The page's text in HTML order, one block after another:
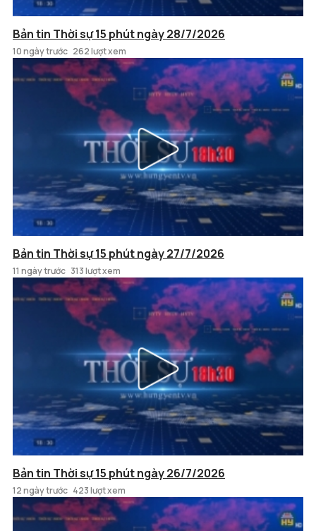
Bản tin Thời sự 15 phút ngày 28/7/2026
10 ngày trước 262 lượt xem
Bản tin Thời sự 15 phút ngày 27/7/2026
11 ngày trước 313 lượt xem
Bản tin Thời sự 15 phút ngày 26/7/2026
12 ngày trước 423 lượt xem